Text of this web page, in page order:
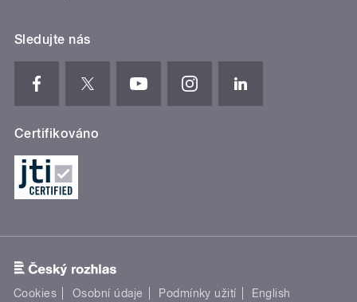
Sledujte nás
Certifikováno
Cookies Osobní údaje Podmínky užití English